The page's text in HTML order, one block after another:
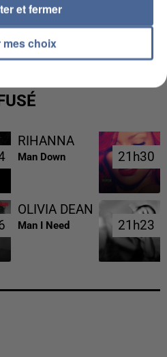
SUPPOSÉS DE LA DZ
ALGÉRIE
RIHANNA
Man Down 21h30
21h30
OLIVIA DEAN
Man I Need 21h23
21h23
mes choix
et fermer